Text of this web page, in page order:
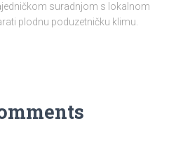
suradnjom s lokalnom
plodnu poduzetničku klimu.